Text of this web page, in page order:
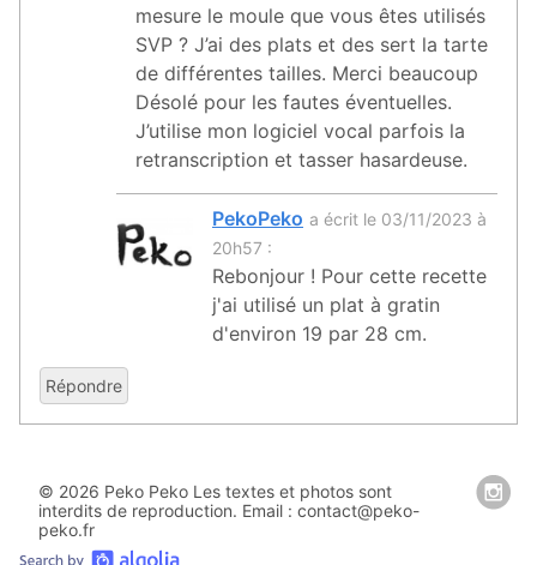
mesure le moule que vous êtes utilisés
SVP ? J’ai des plats et des sert la tarte
de différentes tailles. Merci beaucoup
Désolé pour les fautes éventuelles.
J’utilise mon logiciel vocal parfois la
retranscription et tasser hasardeuse.
PekoPeko a écrit le 03/11/2023 à
20h57 :
Rebonjour ! Pour cette recette
j'ai utilisé un plat à gratin
d'environ 19 par 28 cm.
Répondre
© 2026 Peko Peko Les textes et photos sont
interdits de reproduction. Email : contact@peko-
peko.fr